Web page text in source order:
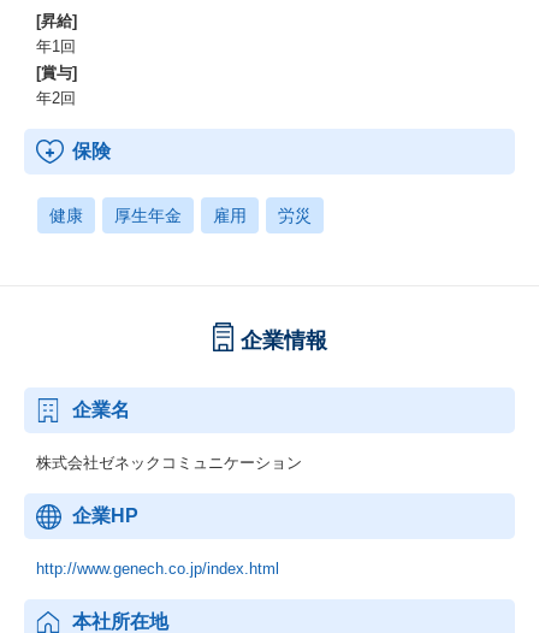
[昇給]
年1回
[賞与]
年2回
保険
健康 厚生年金 雇用 労災
企業情報
企業名
株式会社ゼネックコミュニケーション
企業HP
http://www.genech.co.jp/index.html
本社所在地